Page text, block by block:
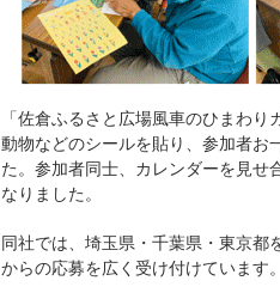
「佐倉ふるさと広場風車のひまわ
動物などのシールを貼り、参加者お
た。参加者同士、カレンダーを見せ
なりました。
同社では、埼玉県・千葉県・東京都
からの応募を広く受け付けています。